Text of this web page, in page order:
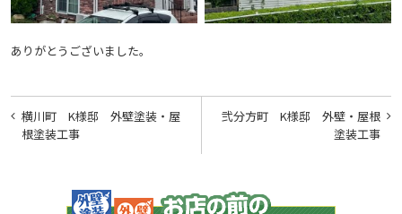
ありがとうございました。
投
稿
弐分方町 K様邸 外壁・屋根
塗装工事
横川町 K様邸 外壁塗装・屋
根塗装工事